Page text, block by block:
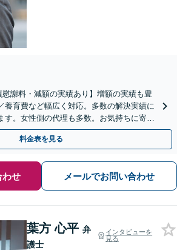
謝料・減額の実績あり】増額の実績も豊
養育費など幅広く対応。多数の解決実績に
す。女性側の代理も多数。お気持ちに寄り
全個室でプライバシー配慮】
料金表を見る
わせ メールでお問い合わせ
葉方 心平 弁
護士
インタビューを
見る